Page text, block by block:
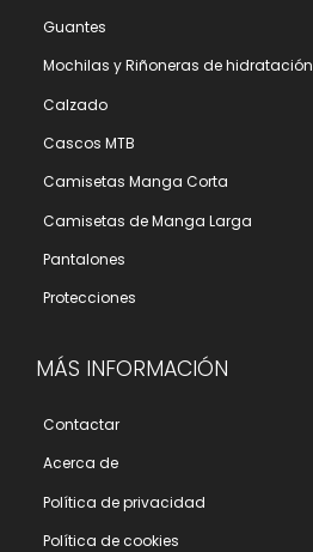
Guantes
Mochilas y Riñoneras de hidratación
Calzado
Cascos MTB
Camisetas Manga Corta
Camisetas de Manga Larga
Pantalones
Protecciones
MÁS INFORMACIÓN
Contactar
Acerca de
Polí­tica de privacidad
Polí­tica de cookies